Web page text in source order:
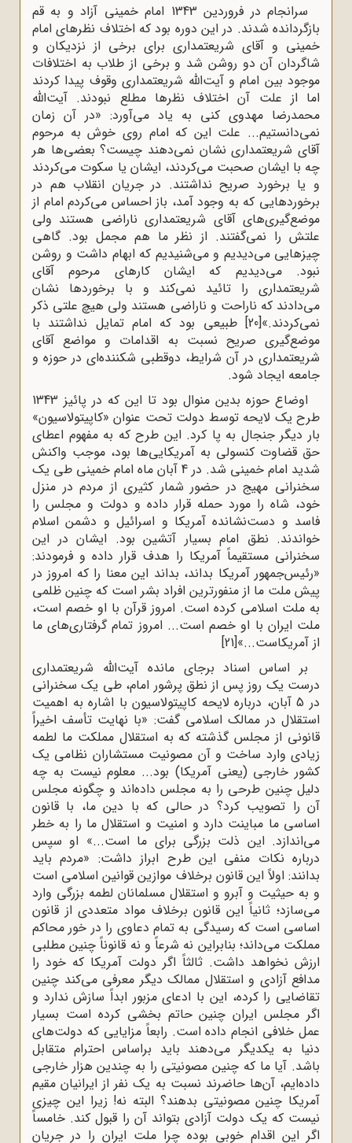
سرانجام در فروردین 1343 امام خمینی آزاد و به قم
بازگردانده شدند. در این دوره بود که اختلاف نظرهای امام
خمینی و آقای شریعتمداری برای برخی از نزدیکان و
شاگردان آن دو روشن شد و برخی از طلاب به اختلافات
موجود بین امام و آیت‌الله شریعتمداری وقوف پیدا کردند
اما از علت آن اختلاف نظرها مطلع نبودند. آیت‌الله
محمدرضا مهدوی کنی به یاد می‌آورد: «در آن زمان
نمی‌دانستیم... علت این که امام روی خوش به مرحوم
آقای شریعتمداری نشان نمی‌دهند چیست؟ بعضی‌ها هر
چه با ایشان صحبت می‌کردند، ایشان یا سکوت می‌کردند
و یا برخورد صریح نداشتند. در جریان انقلاب هم در
برخوردهایی که به وجود آمد، باز احساس می‌کردم امام از
موضع‌گیری‌های آقای شریعتمداری ناراضی هستند ولی
علتش را نمی‌گفتند. از نظر ما هم مجمل بود. گاهی
چیزهایی می‌دیدیم و می‌شنیدیم که ابهام داشت و روشن
نبود. می‌دیدیم که ایشان کارهای مرحوم آقای
شریعتمداری را تائید نمی‌کند و با برخوردها نشان
می‌دادند که ناراحت و ناراضی هستند ولی هیچ علتی ذکر
نمی‌کردند.»[20] طبیعی بود که امام تمایل نداشتند با
موضع‌گیری صریح نسبت به اقدامات و مواضع آقای
شریعتمداری در آن شرایط، دوقطبی شکننده‌ای در حوزه و
جامعه ایجاد شود.
اوضاع حوزه بدین منوال بود تا این که در پائیز 1343
طرح یک لایحه توسط دولت تحت عنوان «کاپیتولاسیون»
بار دیگر جنجال به پا کرد. این طرح که به مفهوم اعطای
حق قضاوت کنسولی به آمریکایی‌ها بود، موجب واکنش
شدید امام خمینی شد. در 4 آبان ماه امام خمینی طی یک
سخنرانی مهیج در حضور شمار کثیری از مردم در منزل
خود، شاه را مورد حمله قرار داده و دولت و مجلس را
فاسد و دست‌نشانده آمریکا و اسرائیل و دشمن اسلام
خواندند. نطق امام بسیار آتشین بود. ایشان در این
سخنرانی مستقیماً آمریکا را هدف قرار داده و فرمودند:
«رئیس‌جمهور آمریکا بداند، بداند این معنا را که امروز در
پیش ملت ما از منفورترین افراد بشر است که چنین ظلمی
به ملت اسلامی کرده است. امروز قرآن با او خصم است،
ملت ایران با او خصم است... امروز تمام گرفتاری‌های ما
از آمریکاست...»[21]
بر اساس اسناد برجای مانده آیت‌الله شریعتمداری
درست یک روز پس از نطق پرشور امام، طی یک سخنرانی
در 5 آبان، درباره لایحه کاپیتولاسیون با اشاره به اهمیت
استقلال در ممالک اسلامی گفت: «با نهایت تأسف اخیراً
قانونی از مجلس گذشته که به استقلال مملکت ما لطمه
زیادی وارد ساخت و آن مصونیت مستشاران نظامی یک
کشور خارجی (یعنی آمریکا) بود... معلوم نیست به چه
دلیل چنین طرحی را به مجلس داده‌اند و چگونه مجلس
آن را تصویب کرد؟ در حالی که با دین ما، با قانون
اساسی ما مباینت دارد و امنیت و استقلال ما را به خطر
می‌اندازد. این ذلت بزرگی برای ما است...» او سپس
درباره نکات منفی این طرح ابراز داشت: «مردم باید
بدانند: اولاً این قانون برخلاف موازین قوانین اسلامی است
و به حیثیت و آبرو و استقلال مسلمانان لطمه بزرگی وارد
می‌سازد؛ ثانیاً این قانون برخلاف مواد متعددی از قانون
اساسی است که رسیدگی به تمام دعاوی را در خور محاکم
مملکت می‌داند؛ بنابراین نه شرعاً و نه قانوناً چنین مطلبی
ارزش نخواهد داشت. ثالثاً اگر دولت آمریکا که خود را
مدافع آزادی و استقلال ممالک دیگر معرفی می‌کند چنین
تقاضایی را کرده، این با ادعای مزبور ابداً سازش ندارد و
اگر مجلس ایران چنین حاتم بخشی کرده است بسیار
عمل خلافی انجام داده است. رابعاً مزایایی که دولت‌های
دنیا به یکدیگر می‌دهند باید براساس احترام متقابل
باشد. آیا ما که چنین مصونیتی را به چندین هزار خارجی
داده‌ایم، آن‌ها حاضرند نسبت به یک نفر از ایرانیان مقیم
آمریکا چنین مصونیتی بدهند؟ البته نه! زیرا این چیزی
نیست که یک دولت آزادی بتواند آن را قبول کند. خامساً
اگر این اقدام خوبی بوده چرا ملت ایران را در جریان